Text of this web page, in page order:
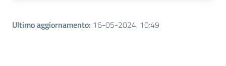
Ultimo aggiornamento: 16-05-2024, 10:49